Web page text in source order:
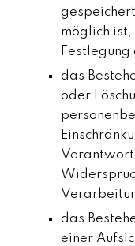
möglich
das
oder
das
einer